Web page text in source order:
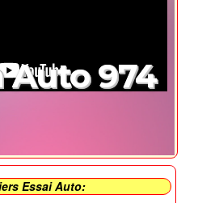
Auto 974
Essai Auto: